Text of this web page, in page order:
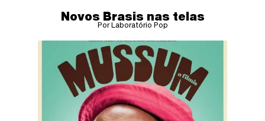
Novos Brasis nas telas
Por Laboratório Pop